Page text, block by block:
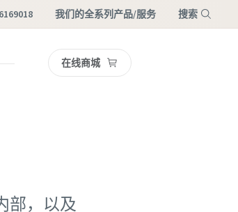
我们的全系列产品/服务 搜索
在线商城
部，以及